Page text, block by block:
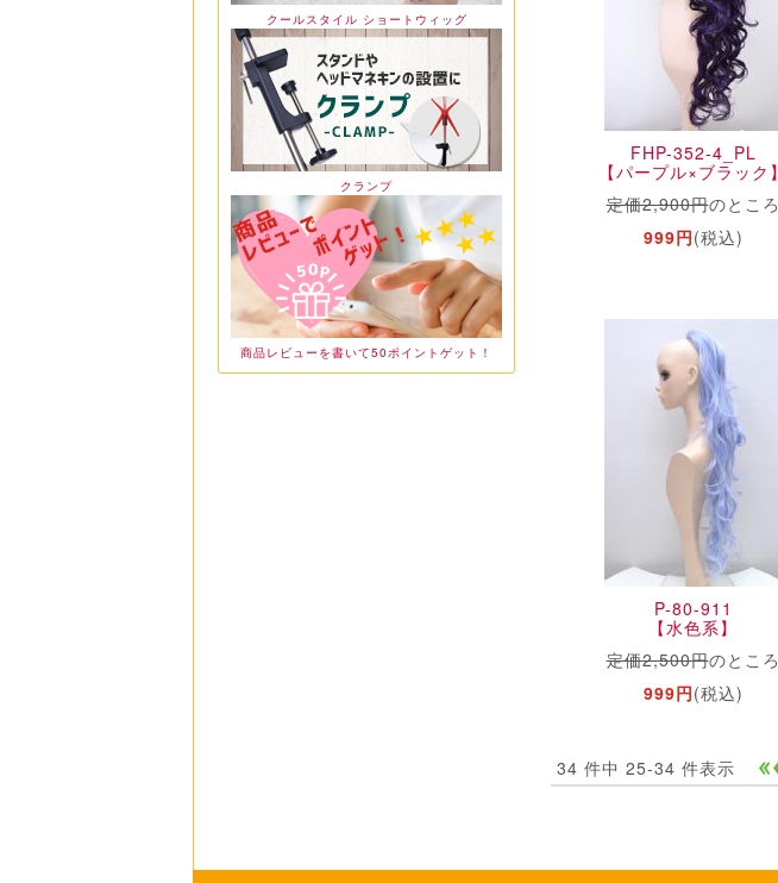
クールスタイル ショートウィッグ
クランプ
商品レビューを書いて50ポイントゲット！
FHP-352-4_PL
【パープル×ブラック】
定価2,900円のところ
999円(税込)
P-80-911
【水色系】
定価2,500円のところ
999円(税込)
34 件中 25-34 件表示